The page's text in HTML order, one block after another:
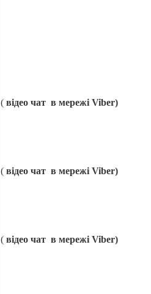
( відео чат в мережі Viber)
( відео чат в мережі Viber)
( відео чат в мережі Viber)